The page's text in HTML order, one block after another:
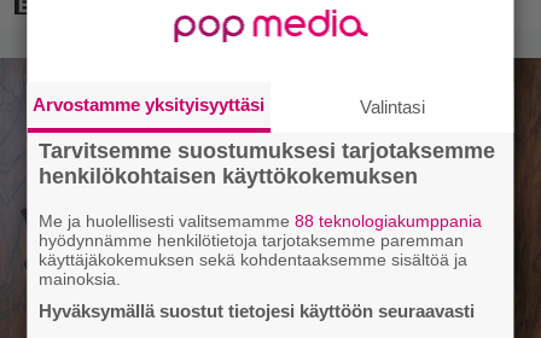
Arvostamme yksityisyyttäsi Valintasi
Tarvitsemme suostumuksesi tarjotaksemme
henkilökohtaisen käyttökokemuksen
Me ja huolellisesti valitsemamme88 teknologiakumppania
hyödynnämme henkilötietoja tarjotaksemme paremman
käyttäjäkokemuksen sekä kohdentaaksemme sisältöä ja
mainoksia.
Hyväksymällä suostut tietojesi käyttöön seuraavasti